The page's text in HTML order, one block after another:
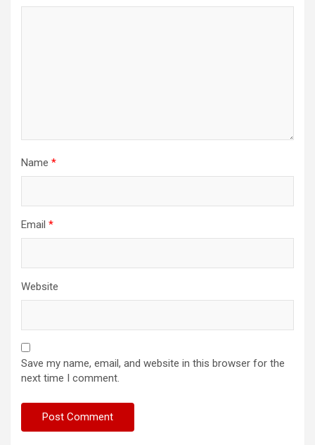
Name *
Email *
Website
Save my name, email, and website in this browser for the
next time I comment.